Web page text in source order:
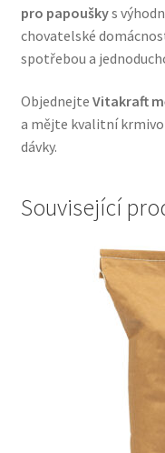
Vodítka a obojky
pro papouškys
chovatelské
spotřebou a
Objednejte Vitakraft
a mějte kvalitní
dávky.
Související